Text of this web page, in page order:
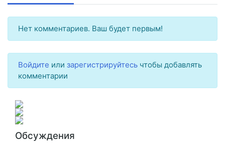
Нет комментариев. Ваш будет первым!
Войдите или зарегистрируйтесь чтобы добавлять
комментарии
Обсуждения